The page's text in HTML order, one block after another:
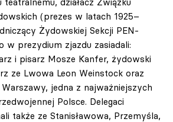
(prezes w latach 1925–
Żydowskiej Sekcji PEN-
w prezydium zjazdu zasiadali:
i pisarz Mosze Kanfer, żydowski
ze Lwowa Leon Weinstock oraz
Warszawy, jedna z najważniejszych
Polsce. Delegaci
także ze Stanisławowa, Przemyśla,